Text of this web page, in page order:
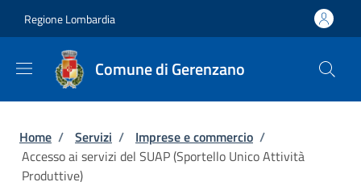
Regione Lombardia
Comune di Gerenzano
Briciole di pane
Home / Servizi / Imprese e commercio /
Accesso ai servizi del SUAP (Sportello Unico Attività
Produttive)